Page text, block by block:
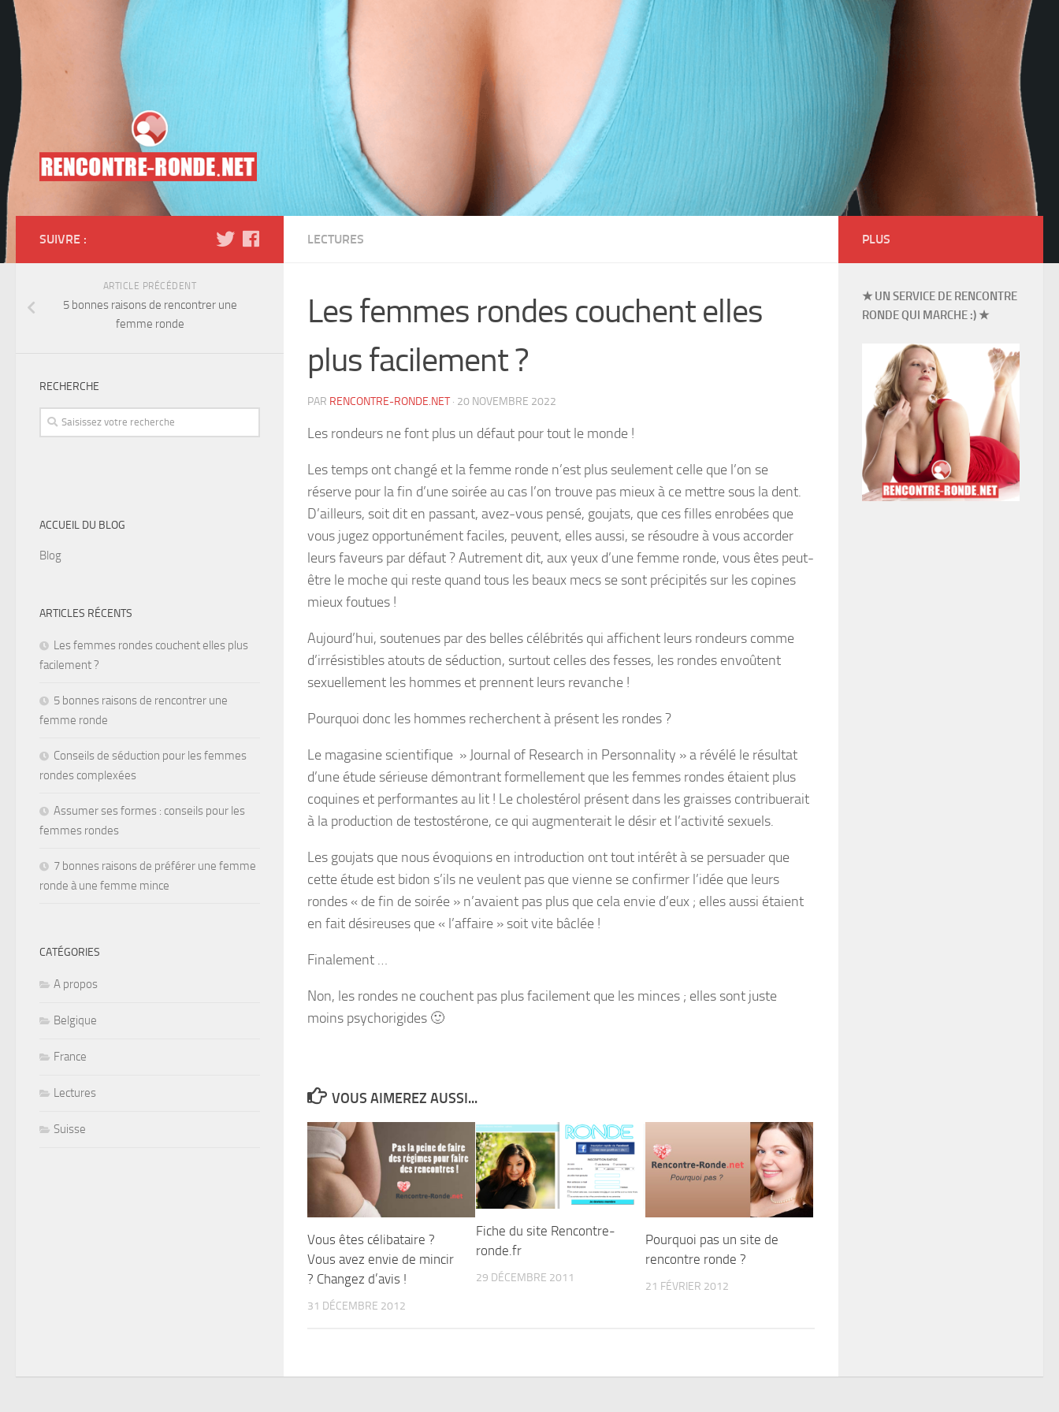
LECTURES
Les femmes rondes couchent elles
plus facilement ?
PAR RENCONTRE-RONDE.NET · 20 NOVEMBRE 2022
Les rondeurs ne font plus un défaut pour tout le monde !
Les temps ont changé et la femme ronde n’est plus seulement celle que l’on se
réserve pour la fin d’une soirée au cas l’on trouve pas mieux à ce mettre sous la dent.
D’ailleurs, soit dit en passant, avez-vous pensé, goujats, que ces filles enrobées que
vous jugez opportunément faciles, peuvent, elles aussi, se résoudre à vous accorder
leurs faveurs par défaut ? Autrement dit, aux yeux d’une femme ronde, vous êtes peut-
être le moche qui reste quand tous les beaux mecs se sont précipités sur les copines
mieux foutues !
Aujourd’hui, soutenues par des belles célébrités qui affichent leurs rondeurs comme
d’irrésistibles atouts de séduction, surtout celles des fesses, les rondes envoûtent
sexuellement les hommes et prennent leurs revanche !
Pourquoi donc les hommes recherchent à présent les rondes ?
Le magasine scientifique » Journal of Research in Personnality » a révélé le résultat
d’une étude sérieuse démontrant formellement que les femmes rondes étaient plus
coquines et performantes au lit ! Le cholestérol présent dans les graisses contribuerait
à la production de testostérone, ce qui augmenterait le désir et l’activité sexuels.
Les goujats que nous évoquions en introduction ont tout intérêt à se persuader que
cette étude est bidon s’ils ne veulent pas que vienne se confirmer l’idée que leurs
rondes « de fin de soirée » n’avaient pas plus que cela envie d’eux ; elles aussi étaient
en fait désireuses que « l’affaire » soit vite bâclée !
Finalement …
Non, les rondes ne couchent pas plus facilement que les minces ; elles sont juste
moins psychorigides 🙂
VOUS AIMEREZ AUSSI...
Vous êtes célibataire ?
Vous avez envie de mincir
? Changez d’avis !
31 DÉCEMBRE 2012
Fiche du site Rencontre-
ronde.fr
29 DÉCEMBRE 2011
Pourquoi pas un site de
rencontre ronde ?
21 FÉVRIER 2012
SUIVRE :
ARTICLE PRÉCÉDENT
5 bonnes raisons de rencontrer une
femme ronde
RECHERCHE
ACCUEIL DU BLOG
Blog
ARTICLES RÉCENTS
Les femmes rondes couchent elles plus
facilement ?
5 bonnes raisons de rencontrer une
femme ronde
Conseils de séduction pour les femmes
rondes complexées
Assumer ses formes : conseils pour les
femmes rondes
7 bonnes raisons de préférer une femme
ronde à une femme mince
CATÉGORIES
A propos
Belgique
France
Lectures
Suisse
PLUS
★ UN SERVICE DE RENCONTRE
RONDE QUI MARCHE :) ★